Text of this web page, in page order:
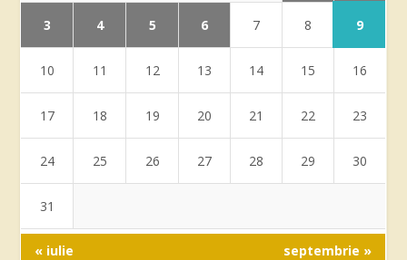
3 4 5 6 7 8 9
10 11 12 13 14 15 16
17 18 19 20 21 22 23
24 25 26 27 28 29 30
31
« iulie septembrie »